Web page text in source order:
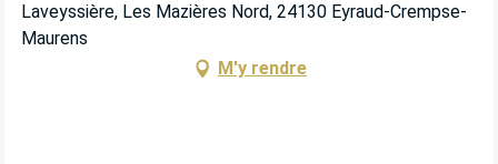
Laveyssière, Les Mazières Nord, 24130 Eyraud-Crempse-
Maurens
M'y rendre